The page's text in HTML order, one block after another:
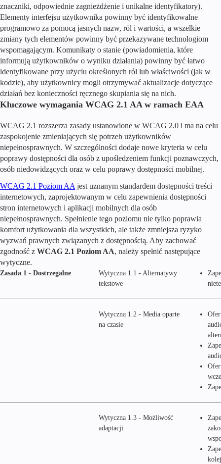
znaczniki, odpowiednie zagnieżdżenie i unikalne identyfikatory).
Elementy interfejsu użytkownika powinny być identyfikowalne
programowo za pomocą jasnych nazw, ról i wartości, a wszelkie
zmiany tych elementów powinny być przekazywane technologiom
wspomagającym. Komunikaty o stanie (powiadomienia, które
informują użytkowników o wyniku działania) powinny być łatwo
identyfikowane przy użyciu określonych ról lub właściwości (jak w
kodzie), aby użytkownicy mogli otrzymywać aktualizacje dotyczące
działań bez konieczności ręcznego skupiania się na nich.
Kluczowe wymagania WCAG 2.1 AA w ramach EAA
WCAG 2.1 rozszerza zasady ustanowione w WCAG 2.0 i ma na celu
zaspokojenie zmieniających się potrzeb użytkowników
niepełnosprawnych. W szczególności dodaje nowe kryteria w celu
poprawy dostępności dla osób z upośledzeniem funkcji poznawczych,
osób niedowidzących oraz w celu poprawy dostępności mobilnej.
WCAG 2.1 Poziom AA jest uznanym standardem dostępności treści
internetowych, zaprojektowanym w celu zapewnienia dostępności
stron internetowych i aplikacji mobilnych dla osób
niepełnosprawnych. Spełnienie tego poziomu nie tylko poprawia
komfort użytkowania dla wszystkich, ale także zmniejsza ryzyko
wyzwań prawnych związanych z dostępnością. Aby zachować
zgodność z WCAG 2.1 Poziom AA, należy spełnić następujące
wytyczne.
Zasada 1 - Dostrzegalne
Wytyczna 1.1 - Alternatywy
tekstowe
Wytyczna 1.2 - Media oparte
na czasie
Wytyczna 1.3 - Możliwość
adaptacji